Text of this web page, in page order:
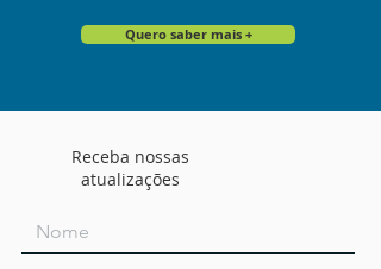
Quero saber mais +
Receba nossas
atualizações